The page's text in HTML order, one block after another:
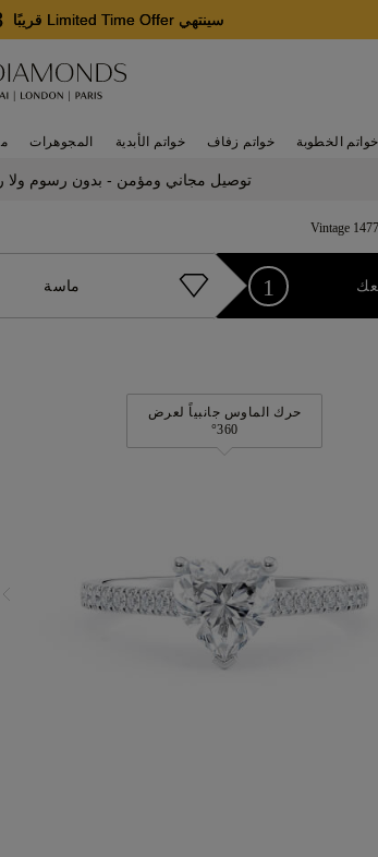
سينتهي Limited Time Offer قريبًا
خواتم الخطوبة خواتم زفاف خواتم الأبدية المجوهرات
توصيل مجاني ومؤمن - بدون رسوم ولا
1477 Vintage
1 ماسة
حرك الماوس جانبياً لعرض
360°